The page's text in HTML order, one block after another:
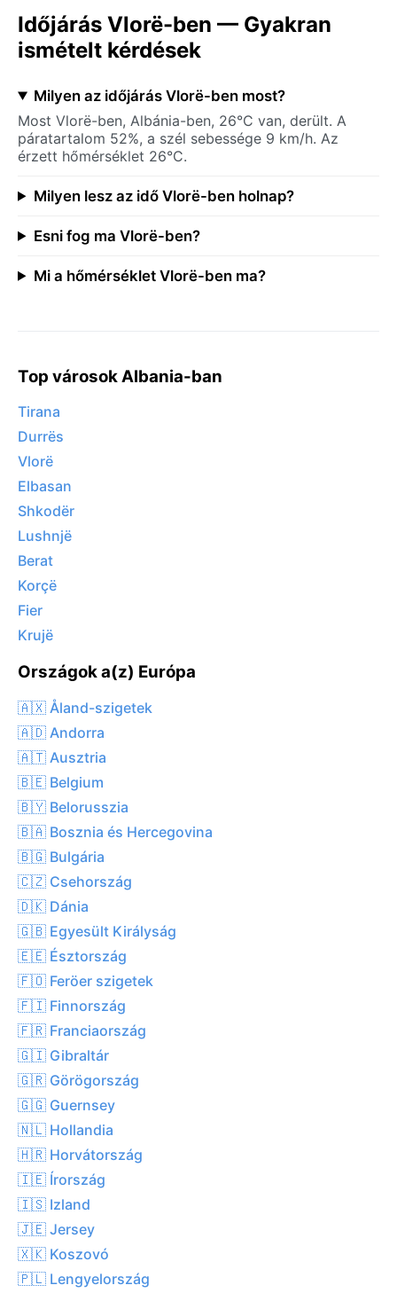
Időjárás Vlorë-ben — Gyakran
ismételt kérdések
Milyen az időjárás Vlorë-ben most?
Most Vlorë-ben, Albánia-ben, 26°C van, derült. A
páratartalom 52%, a szél sebessége 9 km/h. Az
érzett hőmérséklet 26°C.
Milyen lesz az idő Vlorë-ben holnap?
Esni fog ma Vlorë-ben?
Mi a hőmérséklet Vlorë-ben ma?
Top városok Albania-ban
Tirana
Durrës
Vlorë
Elbasan
Shkodër
Lushnjë
Berat
Korçë
Fier
Krujë
Országok a(z) Európa
🇦🇽 Åland-szigetek
🇦🇩 Andorra
🇦🇹 Ausztria
🇧🇪 Belgium
🇧🇾 Belorusszia
🇧🇦 Bosznia és Hercegovina
🇧🇬 Bulgária
🇨🇿 Csehország
🇩🇰 Dánia
🇬🇧 Egyesült Királyság
🇪🇪 Észtország
🇫🇴 Feröer szigetek
🇫🇮 Finnország
🇫🇷 Franciaország
🇬🇮 Gibraltár
🇬🇷 Görögország
🇬🇬 Guernsey
🇳🇱 Hollandia
🇭🇷 Horvátország
🇮🇪 Írország
🇮🇸 Izland
🇯🇪 Jersey
🇽🇰 Koszovó
🇵🇱 Lengyelország